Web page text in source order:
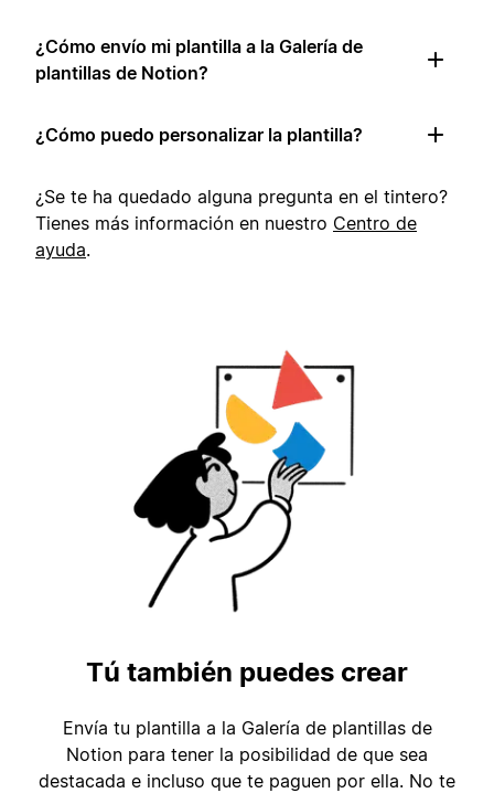
¿Cómo envío mi plantilla a la Galería de
plantillas de Notion?
¿Cómo puedo personalizar la plantilla?
¿Se te ha quedado alguna pregunta en el tintero?
Tienes más información en nuestro Centro de
ayuda.
Tú también puedes crear
Envía tu plantilla a la Galería de plantillas de
Notion para tener la posibilidad de que sea
destacada e incluso que te paguen por ella. No te